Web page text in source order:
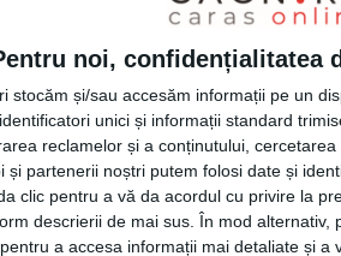
noi, confidențialitatea
stocăm și/sau accesăm informații pe un
unici și informații standard
reclamelor și a conținutului,
și partenerii noștri putem folosi date și
clic pentru a vă da acordul cu privire la
descrierii de mai sus. În mod alternativ,
a accesa informații mai detaliate și a
reprezentativ din spital
luiDumbravăar însemna o
că managerul SMUC e
„găștile mărunte” din
contract colectiv de muncă.